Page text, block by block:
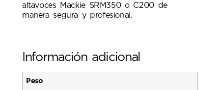
altavoces Mackie SRM350 o C200 de
manera segura y profesional.
Información adicional
Peso